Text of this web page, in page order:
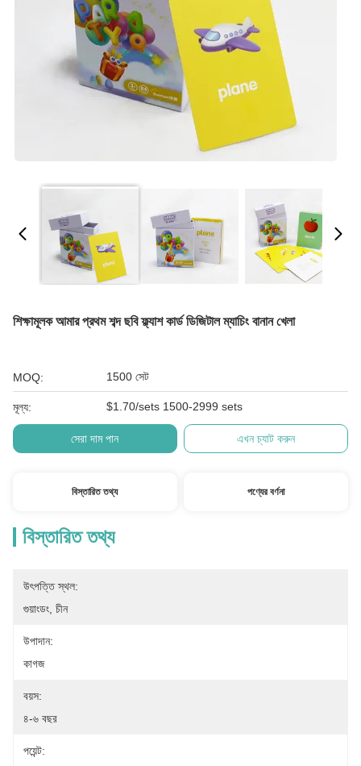
শিক্ষামূলক আমার প্রথম শব্দ ছবি ফ্ল্যাশ কার্ড ডিজিটাল ম্যাচিং বানান খেলা
MOQ: 1500 সেট
মূল্য: $1.70/sets 1500-2999 sets
সেরা দাম পান এখন চ্যাট করুন
বিস্তারিত তথ্য পণ্যের বর্ণনা
বিস্তারিত তথ্য
উৎপত্তি স্থল:
গুয়াংডং, চীন
উপাদান:
কাগজ
বয়স:
৪-৬ বছর
পয়েন্ট: